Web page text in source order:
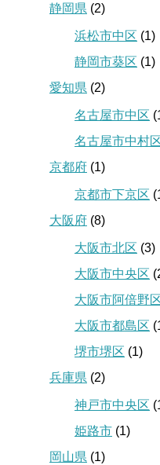
静岡県 (2)
浜松市中区 (1)
静岡市葵区 (1)
愛知県 (2)
名古屋市中区
名古屋市中村
京都府 (1)
京都市下京区
大阪府 (8)
大阪市北区 (3)
大阪市中央区
大阪市阿倍野
大阪市都島区
堺市堺区 (1)
兵庫県 (2)
神戸市中央区
姫路市 (1)
岡山県 (1)